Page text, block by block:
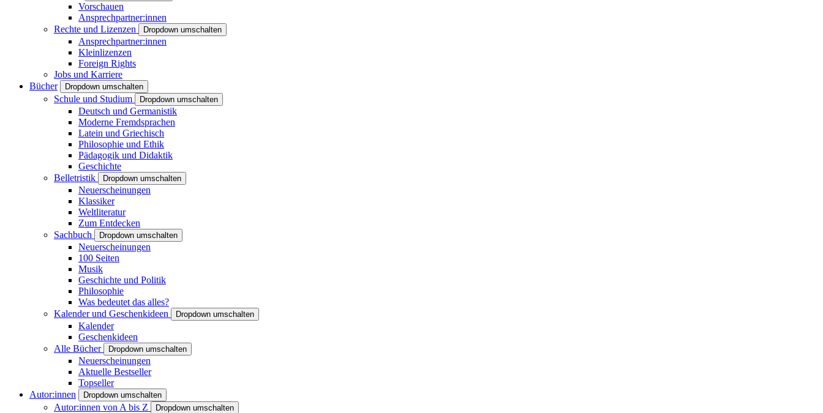
Vorschauen
Ansprechpartner:innen
Rechte und Lizenzen
Dropdown umschalten
Ansprechpartner:innen
Kleinlizenzen
Foreign Rights
Jobs und Karriere
Bücher
Dropdown umschalten
Schule und Studium Dropdown umschalten
Deutsch und Germanistik
Moderne Fremdsprachen
Latein und Griechisch
Philosophie und Ethik
Pädagogik und Didaktik
Geschichte
Belletristik
Dropdown umschalten
Neuerscheinungen
Klassiker
Weltliteratur
Zum Entdecken
Sachbuch
Dropdown umschalten
Neuerscheinungen
100 Seiten
Musik
Geschichte und Politik
Philosophie
Was bedeutet das alles?
Kalender und Geschenkideen
Dropdown umschalten
Kalender
Geschenkideen
Alle Bücher
Dropdown umschalten
Neuerscheinungen
Aktuelle Bestseller
Topseller
Autor:innen
Dropdown umschalten
Autor:innen von A bis Z Dropdown umschalten